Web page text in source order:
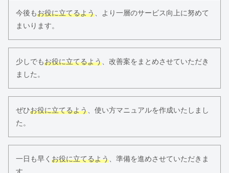
今後もお役に立てるよう、より一層のサービス向上に努めて
まいります。
少しでもお役に立てるよう、改善案をまとめさせていただき
ました。
ぜひお役に立てるよう、使い方マニュアルを作成いたしまし
た。
一日も早く お役に立てるよう、準備を進めさせていただきま